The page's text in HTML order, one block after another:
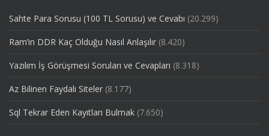
Sahte Para Sorusu (100 TL Sorusu) ve Cevabı (20.299)
Ram’in DDR Kaç Olduğu Nasıl Anlaşılır (8.420)
Yazılım İş Görüşmesi Soruları ve Cevapları (8.318)
Az Bilinen Faydalı Siteler (8.177)
Sql Tekrar Eden Kayıtları Bulmak (7.650)